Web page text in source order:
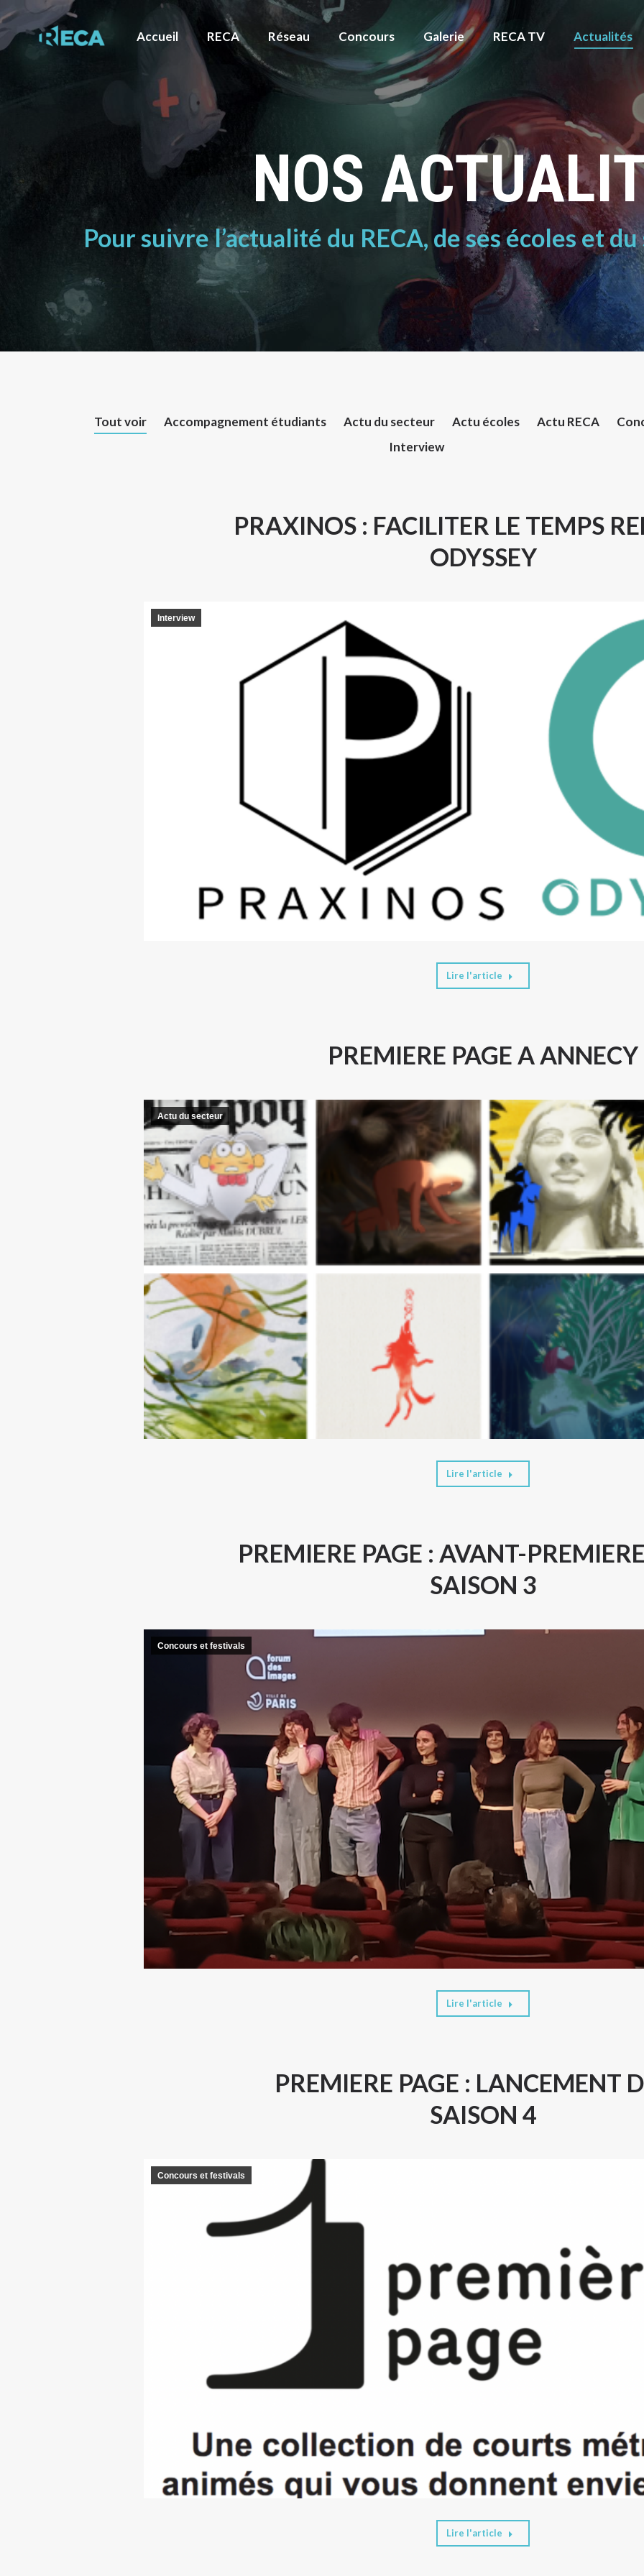
Accueil RECA Réseau Concours Galerie RECA TV Actualités
NOS
Pour suivre l’actualité du RECA, de ses écoles et
Tout voir Accompagnement étudiants Actu du secteur Actu écoles Actu RECA
Interview
PRAXINOS : FACILITER LE TEMPS
ODYSSEY
Interview
Lire l'article
PREMIERE PAGE A ANNECY
Actu du secteur
Lire l'article
PREMIERE PAGE : AVANT-
SAISON 3
Concours et festivals
Lire l'article
PREMIERE PAGE : LANCEMENT
SAISON 4
Concours et festivals
Lire l'article